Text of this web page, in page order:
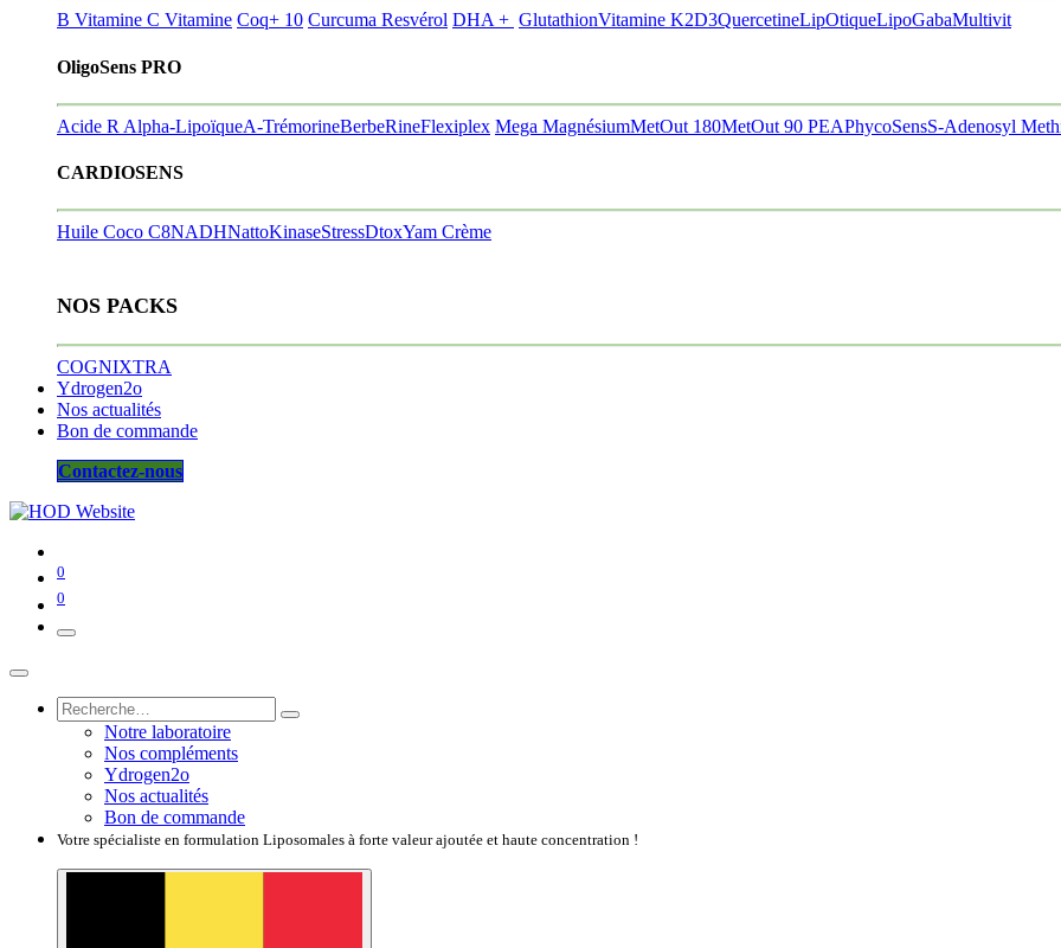
B Vitamine C Vitamine Coq+ 10 Curcuma Resvérol DHA + GlutathionVitamine K2D3QuercetineLipOtiqueLipoGabaMultivit
OligoSens PRO
Acide R Alpha-LipoïqueA-TrémorineBerbeRineFlexiplex Mega MagnésiumMetOut 180MetOut 90 PEAPhycoSensS-Adenosyl
CARDIOSENS
Huile Coco C8NADHNattoKinaseStressDtoxYam Crème
NOS PACKS
COGNIXTRA
Ydrogen2o
Nos actualités
Bon de commande
Contactez-nous
0
0
Notre laboratoire
Nos compléments
Ydrogen2o
Nos actualités
Bon de commande
Votre spécialiste en formulation Liposomales à forte valeur ajoutée et haute concentration !